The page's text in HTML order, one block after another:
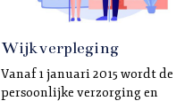
Wijkverpleging
Vanaf 1 januari 2015 wordt de
persoonlijke verzorging en